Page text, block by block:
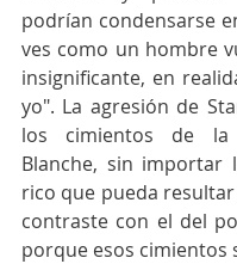
podrían condensarse
ves como un hombre
insignificante, en
yo". La agresión de
los cimientos de
Blanche, sin importar
rico que pueda
contraste con el del
porque esos cimientos